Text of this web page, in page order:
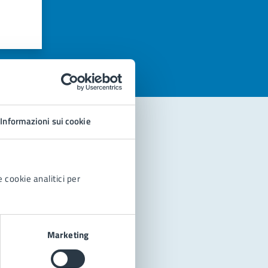
Informazioni sui cookie
cookie analitici per
Marketing